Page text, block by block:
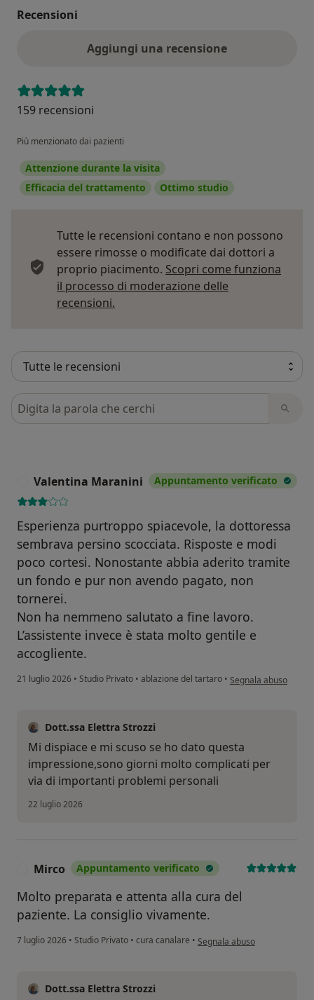
Recensioni
Aggiungi una recensione
159 recensioni
Più menzionato dai pazienti
Attenzione durante la visita
Efficacia del trattamento
Ottimo studio
Tutte le recensioni contano e non possono
essere rimosse o modificate dai dottori a
proprio piacimento. Scopri come funziona
il processo di moderazione delle
recensioni.
Cerca nelle recensioni
Valentina Maranini Appuntamento verificato
Esperienza purtroppo spiacevole, la dottoressa
sembrava persino scocciata. Risposte e modi
poco cortesi. Nonostante abbia aderito tramite
un fondo e pur non avendo pagato, non
tornerei.
Non ha nemmeno salutato a fine lavoro.
L’assistente invece è stata molto gentile e
accogliente.
21 luglio 2026 • Studio Privato • ablazione del tartaro • secondo l'opinione
Segnala abuso
Dott.ssa Elettra Strozzi
Mi dispiace e mi scuso se ho dato questa
impressione,sono giorni molto complicati per
via di importanti problemi personali
22 luglio 2026
Mirco Appuntamento verificato
Molto preparata e attenta alla cura del
paziente. La consiglio vivamente.
7 luglio 2026 • Studio Privato • cura canalare • secondo l'opinione
Segnala abuso
Dott.ssa Elettra Strozzi